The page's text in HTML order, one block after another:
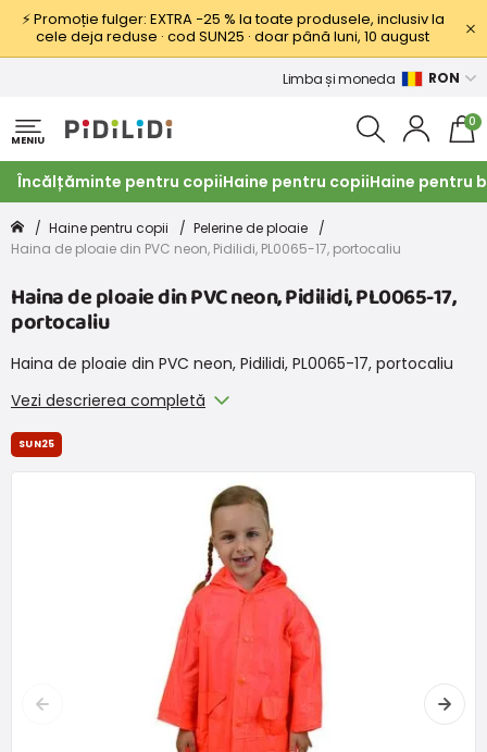
⚡ Promoție fulger: EXTRA −25 % la toate produsele, inclusiv la
cele deja reduse · cod SUN25 · doar până luni, 10 august
Limba și moneda RON
MENIU
0
Încălțăminte pentru copiiHaine pentru copiiHaine pentru
Haine pentru copii
Pelerine de ploaie
Haina de ploaie din PVC neon, Pidilidi, PL0065-17, portocaliu
Haina de ploaie din PVC neon, Pidilidi, PL0065-17,
portocaliu
Haina de ploaie din PVC neon, Pidilidi, PL0065-17, portocaliu
Vezi descrierea completă
SUN25